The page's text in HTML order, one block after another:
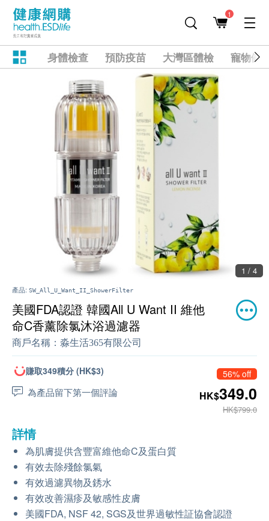
1
身體檢查 預防疫苗 大灣區體檢 寵物健
1 / 4
產品: SW_All_U_Want_II_ShowerFilter
美國FDA認證 韓國All U Want II 維他
命C香薰除氯沐浴過濾器
商戶名稱： 淼生活365有限公司
賺取349積分 (HK$3)
為產品留下第一個評論
56% off
HK$349.0
HK$799.0
詳情
為肌膚提供含豐富維他命C及蛋白質
有效去除殘餘氯氣
有效過濾異物及銹水
有效改善濕疹及敏感性皮膚
美國FDA, NSF 42, SGS及世界過敏性証協會認證